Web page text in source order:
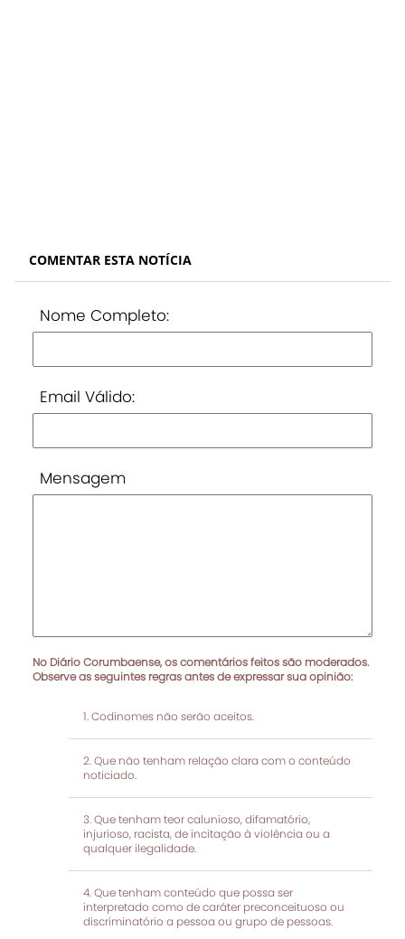
COMENTAR ESTA NOTÍCIA
Nome Completo:
Email Válido:
Mensagem
No Diário Corumbaense, os comentários feitos são moderados.
Observe as seguintes regras antes de expressar sua opinião:
Codinomes não serão aceitos.
Que não tenham relação clara com o conteúdo
noticiado.
Que tenham teor calunioso, difamatório,
injurioso, racista, de incitação à violência ou a
qualquer ilegalidade.
Que tenham conteúdo que possa ser
interpretado como de caráter preconceituoso ou
discriminatório a pessoa ou grupo de pessoas.